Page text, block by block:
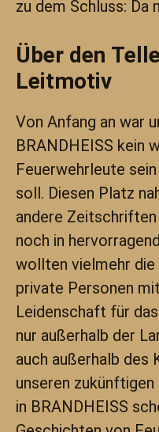
zu dem Schluss: Da
Über den
Leitmotiv
Von Anfang an war
BRANDHEISS kein
Feuerwehrleute
soll. Diesen Platz
andere
noch in
wollten vielmehr die
private Personen
Leidenschaft für
nur außerhalb der
auch außerhalb
unseren
in BRANDHEISS